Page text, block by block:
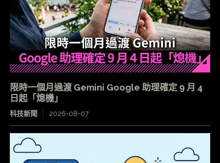
限時一個月過渡 Gemini Google 助理確定 9 月 4
日起「熄機」
科技新聞 2026-08-07